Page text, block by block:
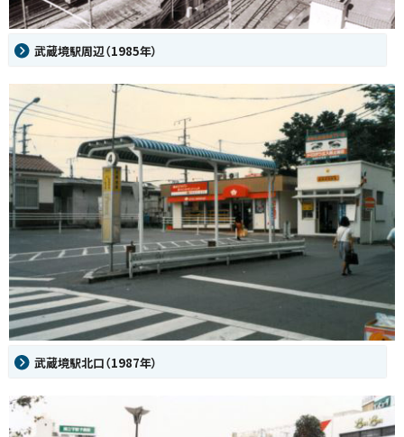
武蔵境駅周辺（1985年）
武蔵境駅北口（1987年）